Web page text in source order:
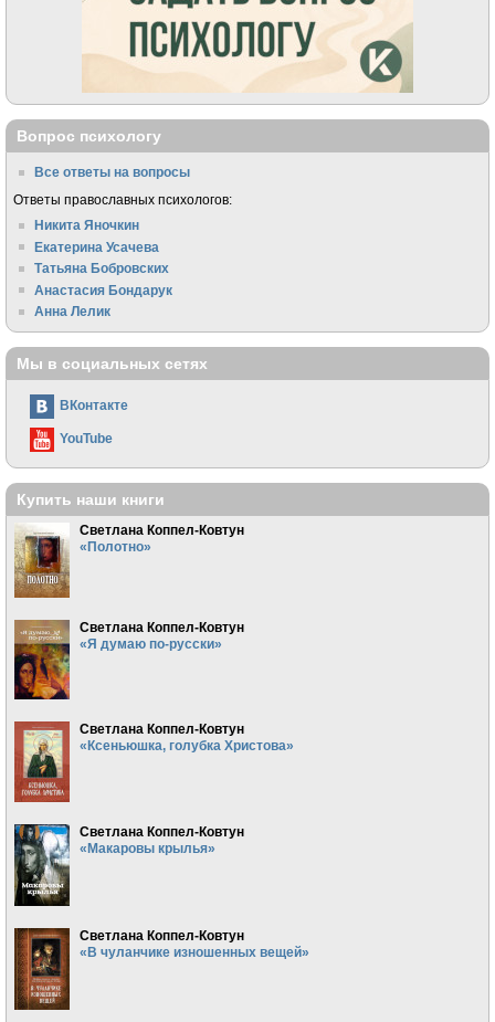
Вопрос психологу
Все ответы на вопросы
Ответы православных психологов:
Никита Яночкин
Екатерина Усачева
Татьяна Бобровских
Анастасия Бондарук
Анна Лелик
Мы в социальных сетях
ВКонтакте
YouTube
Купить наши книги
Светлана Коппел-Ковтун
«Полотно»
Светлана Коппел-Ковтун
«Я думаю по-русски»
Светлана Коппел-Ковтун
«Ксеньюшка, голубка Христова»
Светлана Коппел-Ковтун
«Макаровы крылья»
Светлана Коппел-Ковтун
«В чуланчике изношенных вещей»